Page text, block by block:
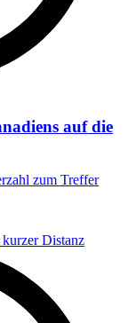
auf die
zum Treffer